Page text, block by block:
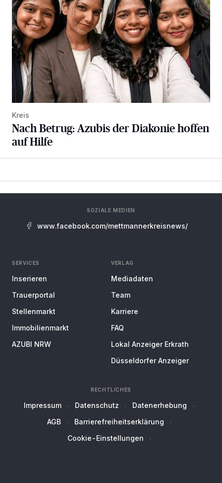
Kreis
Nach Betrug: Azubis der Diakonie hoffen
auf Hilfe
SOZIALE MEDIEN
www.facebook.com/mettmannerkreisnews/
SERVICES
Inserieren
Trauerportal
Stellenmarkt
Immobilienmarkt
AZUBI NRW
VERLAG
Mediadaten
Team
Karriere
FAQ
Lokal Anzeiger Erkrath
Düsseldorfer Anzeiger
RECHTLICHES
Impressum Datenschutz
Datenerhebung
AGB
Barrierefreiheitserklärung
Cookie-Einstellungen